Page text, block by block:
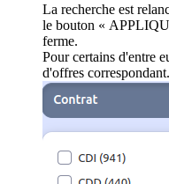
La recherche est
le bouton «
ferme.
Pour certains d'entre
d'offres correspondant.